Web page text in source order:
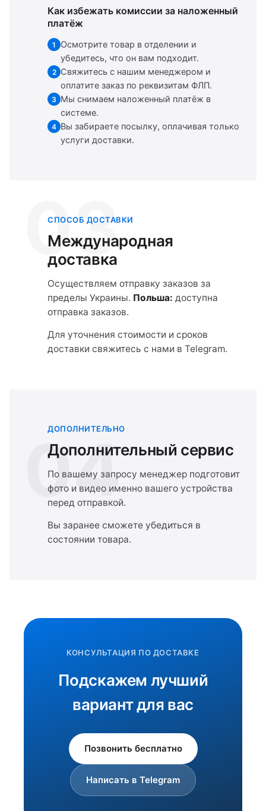
Как избежать комиссии за наложенный
платёж
1
Осмотрите товар в отделении и
убедитесь, что он вам подходит.
2 Свяжитесь с нашим менеджером и
оплатите заказ по реквизитам ФЛП.
3 Мы снимаем наложенный платёж в
системе.
4 Вы забираете посылку, оплачивая только
услуги доставки.
03
СПОСОБ ДОСТАВКИ
Международная
доставка
Осуществляем отправку заказов за
пределы Украины. Польша: доступна
отправка заказов.
Для уточнения стоимости и сроков
доставки свяжитесь с нами в Telegram.
04
ДОПОЛНИТЕЛЬНО
Дополнительный сервис
По вашему запросу менеджер подготовит
фото и видео именно вашего устройства
перед отправкой.
Вы заранее сможете убедиться в
состоянии товара.
КОНСУЛЬТАЦИЯ ПО ДОСТАВКЕ
Подскажем лучший
вариант для вас
Позвонить бесплатно
Написать в Telegram